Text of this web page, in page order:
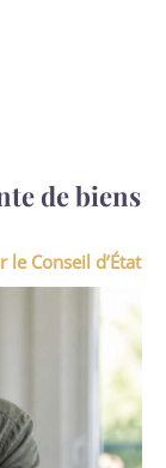
de biens
Conseil d’État